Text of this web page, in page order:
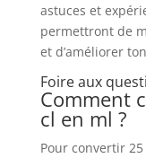
astuces et
permettront de
et d’améliorer
Foire aux
Comment
cl en ml ?
Pour convertir